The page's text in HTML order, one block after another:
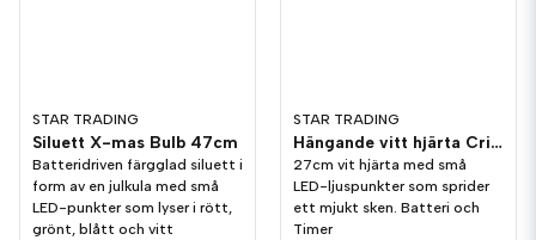
STAR TRADING
Siluett X-mas Bulb 47cm
Batteridriven färgglad siluett i
form av en julkula med små
LED-punkter som lyser i rött,
grönt, blått och vitt
STAR TRADING
Hängande vitt hjärta Crispy 27cm
27cm vit hjärta med små
LED-ljuspunkter som sprider
ett mjukt sken. Batteri och
Timer